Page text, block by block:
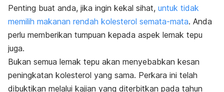
Penting buat anda, jika ingin kekal sihat, untuk tidak
memilih makanan rendah kolesterol semata-mata. Anda
perlu memberikan tumpuan kepada aspek lemak tepu
juga.
Bukan semua lemak tepu akan menyebabkan kesan
peningkatan kolesterol yang sama. Perkara ini telah
dibuktikan melalui kajian yang diterbitkan pada tahun